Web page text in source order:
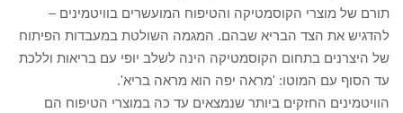
תורם של מוצרי הקוסמטיקה והטיפוח המועשרים בוויטמינים –
להדגיש את הצד הבריא שבהם. המגמה השולטת במעבדות הפיתוח
של היצרנים בתחום הקוסמטיקה הינה לשלב יופי עם בריאות וללכת
עד הסוף עם המוטו: 'מראה יפה הוא מראה בריא'.
הוויטמינים החזקים ביותר שנמצאים עד כה במוצרי הטיפוח הם